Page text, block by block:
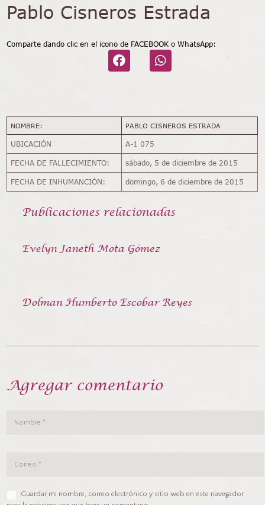
Pablo Cisneros Estrada
Comparte dando clic en el icono de FACEBOOK o WhatsApp:
NOMBRE: PABLO CISNEROS ESTRADA
UBICACIÓN A-1 075
FECHA DE FALLECIMIENTO: sábado, 5 de diciembre de 2015
FECHA DE INHUMANCIÓN: domingo, 6 de diciembre de 2015
Publicaciones relacionadas
Evelyn Janeth Mota Gómez
Dolman Humberto Escobar Reyes
Agregar comentario
Guardar mi nombre, correo electrónico y sitio web en este navegador